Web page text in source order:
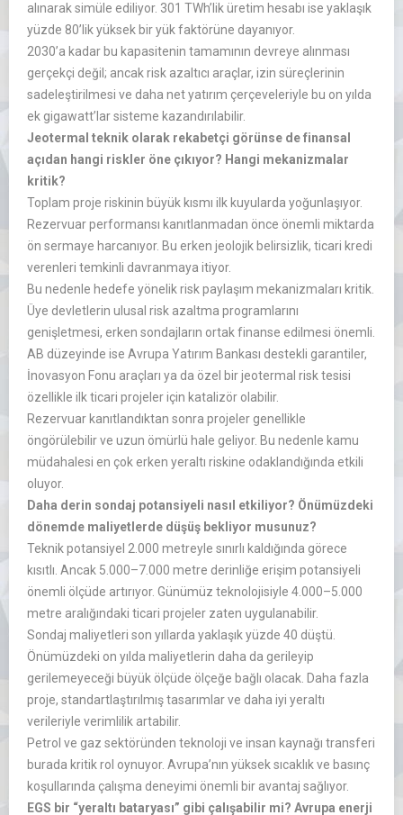
alınarak simüle ediliyor. 301 TWh’lik üretim hesabı ise yaklaşık
yüzde 80’lik yüksek bir yük faktörüne dayanıyor.
2030’a kadar bu kapasitenin tamamının devreye alınması
gerçekçi değil; ancak risk azaltıcı araçlar, izin süreçlerinin
sadeleştirilmesi ve daha net yatırım çerçeveleriyle bu on yılda
ek gigawatt’lar sisteme kazandırılabilir.
Jeotermal teknik olarak rekabetçi görünse de finansal
açıdan hangi riskler öne çıkıyor? Hangi mekanizmalar
kritik?
Toplam proje riskinin büyük kısmı ilk kuyularda yoğunlaşıyor.
Rezervuar performansı kanıtlanmadan önce önemli miktarda
ön sermaye harcanıyor. Bu erken jeolojik belirsizlik, ticari kredi
verenleri temkinli davranmaya itiyor.
Bu nedenle hedefe yönelik risk paylaşım mekanizmaları kritik.
Üye devletlerin ulusal risk azaltma programlarını
genişletmesi, erken sondajların ortak finanse edilmesi önemli.
AB düzeyinde ise Avrupa Yatırım Bankası destekli garantiler,
İnovasyon Fonu araçları ya da özel bir jeotermal risk tesisi
özellikle ilk ticari projeler için katalizör olabilir.
Rezervuar kanıtlandıktan sonra projeler genellikle
öngörülebilir ve uzun ömürlü hale geliyor. Bu nedenle kamu
müdahalesi en çok erken yeraltı riskine odaklandığında etkili
oluyor.
Daha derin sondaj potansiyeli nasıl etkiliyor? Önümüzdeki
dönemde maliyetlerde düşüş bekliyor musunuz?
Teknik potansiyel 2.000 metreyle sınırlı kaldığında görece
kısıtlı. Ancak 5.000–7.000 metre derinliğe erişim potansiyeli
önemli ölçüde artırıyor. Günümüz teknolojisiyle 4.000–5.000
metre aralığındaki ticari projeler zaten uygulanabilir.
Sondaj maliyetleri son yıllarda yaklaşık yüzde 40 düştü.
Önümüzdeki on yılda maliyetlerin daha da gerileyip
gerilemeyeceği büyük ölçüde ölçeğe bağlı olacak. Daha fazla
proje, standartlaştırılmış tasarımlar ve daha iyi yeraltı
verileriyle verimlilik artabilir.
Petrol ve gaz sektöründen teknoloji ve insan kaynağı transferi
burada kritik rol oynuyor. Avrupa’nın yüksek sıcaklık ve basınç
koşullarında çalışma deneyimi önemli bir avantaj sağlıyor.
EGS bir “yeraltı bataryası” gibi çalışabilir mi? Avrupa enerji